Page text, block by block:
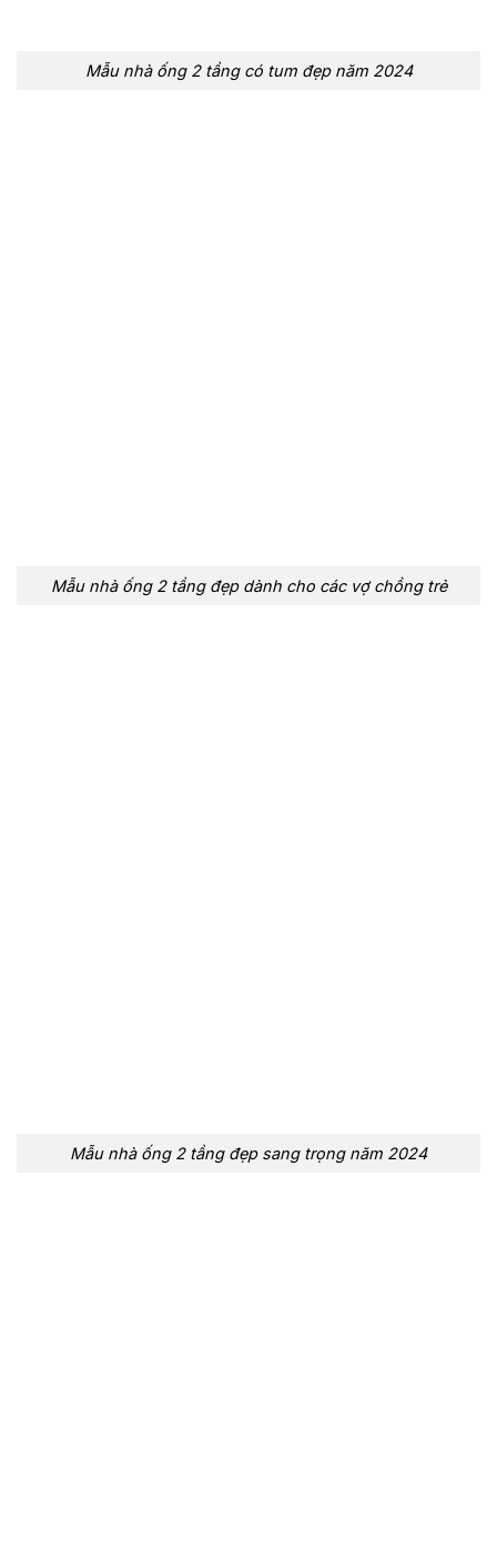
Mẫu nhà ống 2 tầng có tum đẹp năm 2024
Mẫu nhà ống 2 tầng đẹp dành cho các vợ chồng trẻ
Mẫu nhà ống 2 tầng đẹp sang trọng năm 2024